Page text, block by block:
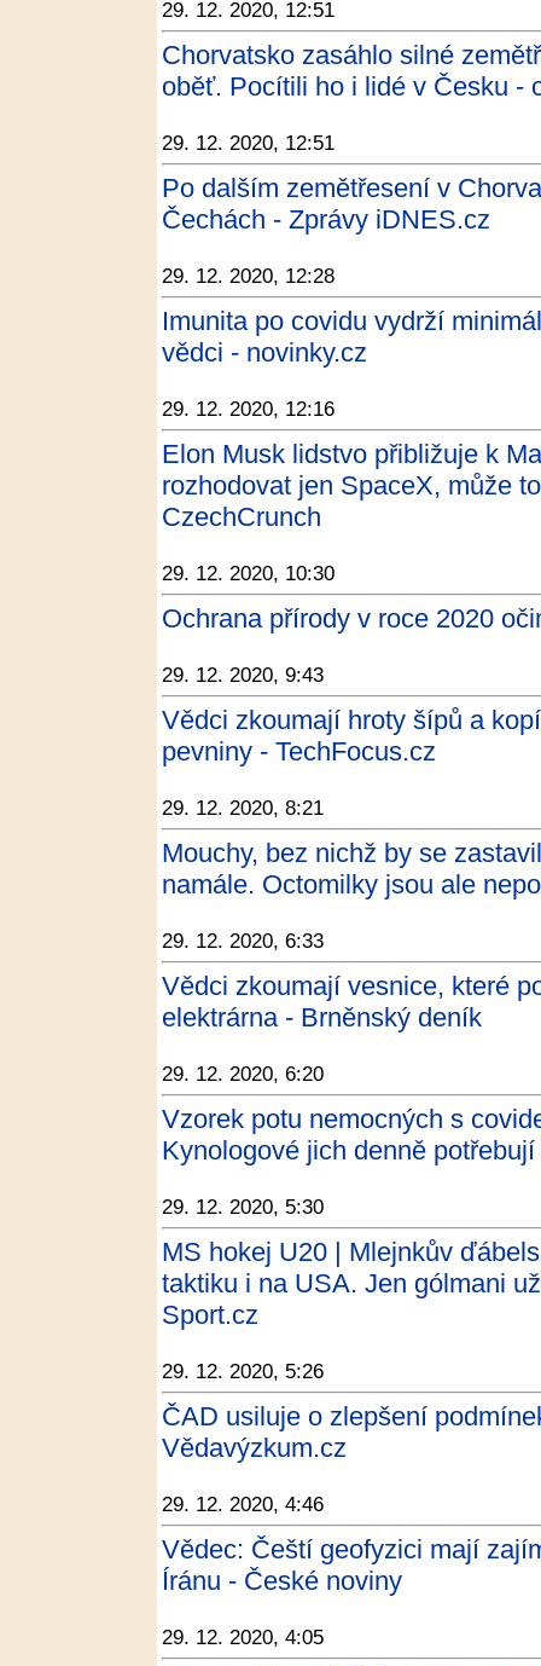
29. 12. 2020, 12:51
Chorvatsko zasáhlo silné
oběť. Pocítili ho i lidé v Česku -
29. 12. 2020, 12:51
Po dalším zemětřesení v
Čechách - Zprávy iDNES.cz
29. 12. 2020, 12:28
Imunita po covidu vydrží
vědci - novinky.cz
29. 12. 2020, 12:16
Elon Musk lidstvo přibližuje k
rozhodovat jen SpaceX, může
CzechCrunch
29. 12. 2020, 10:30
Ochrana přírody v roce 2020
29. 12. 2020, 9:43
Vědci zkoumají hroty šípů a
pevniny - TechFocus.cz
29. 12. 2020, 8:21
Mouchy, bez nichž by se
namále. Octomilky jsou ale
29. 12. 2020, 6:33
Vědci zkoumají vesnice, které
elektrárna - Brněnský deník
29. 12. 2020, 6:20
Vzorek potu nemocných s
Kynologové jich denně
29. 12. 2020, 5:30
MS hokej U20 | Mlejnkův
taktiku i na USA. Jen gólmani
Sport.cz
29. 12. 2020, 5:26
ČAD usiluje o zlepšení
Vědavýzkum.cz
29. 12. 2020, 4:46
Vědec: Čeští geofyzici mají
Íránu - České noviny
29. 12. 2020, 4:05